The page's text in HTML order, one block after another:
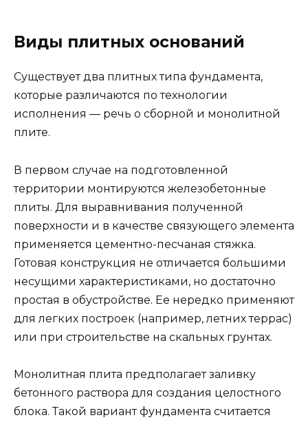
Виды плитных оснований
Существует два плитных типа фундамента,
которые различаются по технологии
исполнения — речь о сборной и монолитной
плите.
В первом случае на подготовленной
территории монтируются железобетонные
плиты. Для выравнивания полученной
поверхности и в качестве связующего элемента
применяется цементно-песчаная стяжка.
Готовая конструкция не отличается большими
несущими характеристиками, но достаточно
простая в обустройстве. Ее нередко применяют
для легких построек (например, летних террас)
или при строительстве на скальных грунтах.
Монолитная плита предполагает заливку
бетонного раствора для создания целостного
блока. Такой вариант фундамента считается